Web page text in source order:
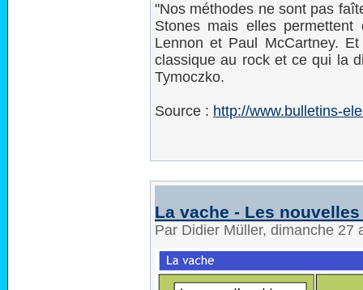
"Nos méthodes ne sont pas
Stones mais elles
Lennon et Paul McCartney.
classique au rock et ce qui la
Tymoczko.
Source : http://www.bulletins-
La vache - Les
Par Didier Müller, dimanche 27